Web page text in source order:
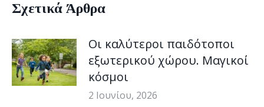
Σχετικά Άρθρα
Οι καλύτεροι παιδότοποι
εξωτερικού χώρου. Μαγικοί
κόσμοι
2 Ιουνίου, 2026